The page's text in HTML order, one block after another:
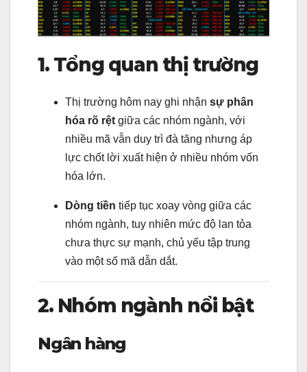
1. Tổng quan thị trường
Thị trường hôm nay ghi nhận sự phân
hóa rõ rệt giữa các nhóm ngành, với
nhiều mã vẫn duy trì đà tăng nhưng áp
lực chốt lời xuất hiện ở nhiều nhóm vốn
hóa lớn.
Dòng tiền tiếp tục xoay vòng giữa các
nhóm ngành, tuy nhiên mức độ lan tỏa
chưa thực sự mạnh, chủ yếu tập trung
vào một số mã dẫn dắt.
2. Nhóm ngành nổi bật
Ngân hàng